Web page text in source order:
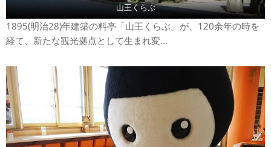
山王くらぶ
1895(明治28)年建築の料亭「山王くらぶ」が、120余年の時を
経て、新たな観光拠点として生まれ変...